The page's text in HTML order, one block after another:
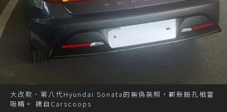
大改款、第八代Hyundai Sonata的無偽裝照，嶄新臉孔相當
吸睛。 摘自Carscoops